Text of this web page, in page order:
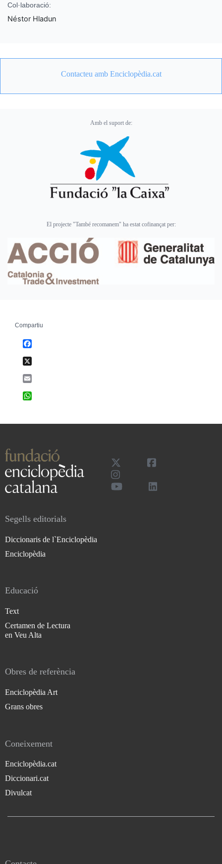
Col·laboració:
Néstor Hladun
Contacteu amb Enciclopèdia.cat
Amb el suport de:
El projecte "També recomanem" ha estat cofinançat per:
Compartiu
Segells editorials
Diccionaris de l`Enciclopèdia
Enciclopèdia
Educació
Text
Certamen de Lectura
en Veu Alta
Obres de referència
Enciclopèdia Art
Grans obres
Coneixement
Enciclopèdia.cat
Diccionari.cat
Divulcat